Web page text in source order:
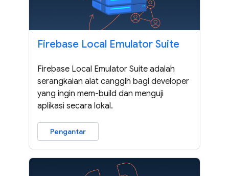
Firebase Local Emulator Suite
Firebase Local Emulator Suite adalah
serangkaian alat canggih bagi developer
yang ingin mem-build dan menguji
aplikasi secara lokal.
Pengantar